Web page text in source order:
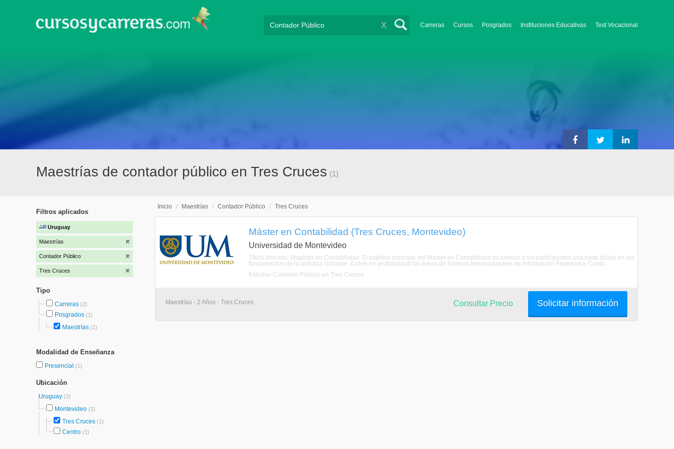
Carreras Cursos Posgrados Instituciones Educativas Test Vocacional
X
Maestrías de contador público en Tres Cruces (1)
Filtros aplicados
Uruguay
Maestrías
Contador Público
Tres Cruces
Tipo
Carreras (2)
Posgrados (1)
Maestrías (1)
Modalidad de Enseñanza
Presencial (1)
Ubicación
Uruguay (2)
Montevideo (2)
Tres Cruces (1)
Centro (1)
Inicio / Maestrías / Contador Público / Tres Cruces
Máster en Contabilidad (Tres Cruces, Montevideo)
Universidad de Montevideo
Título ofrecido: Magíster en Contabilidad. El objetivo principal del Master en Contabilidad es brindar a los participantes una base sólida en los
fundamentos de la práctica contable. Cubre en profundidad las áreas de Normas Internacionales de Información Financiera, Conta ...
Estudiar Contador Público en Tres Cruces
Maestrías - 2 Años - Tres Cruces Solicitar información
Consultar Precio